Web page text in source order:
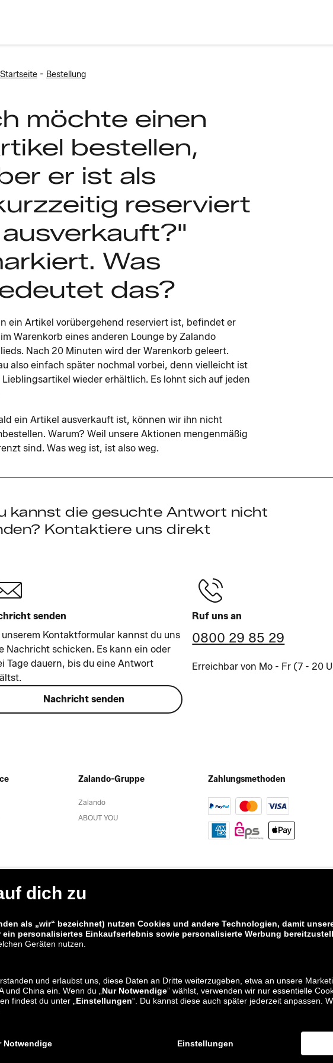
- Bestellung
möchte einen
bestellen,
er ist als
reserviert
Was
das?
ein Artikel vorübergehend reserviert ist, befindet er
Warenkorb eines anderen Lounge by Zalando
Nach 20 Minuten wird der Warenkorb geleert.
also einfach später nochmal vorbei, denn vielleicht ist
wieder erhältlich. Es lohnt sich auf jeden
ein Artikel ausverkauft ist, können wir ihn nicht
Warum? Weil unsere Aktionen mengenmäßig
sind. Was weg ist, ist also weg.
kannst die gesuchte Antwort nicht
Kontaktiere uns direkt
senden
Kontaktformular kannst du uns
Nachricht schicken. Es kann ein oder
Tage dauern, bis du eine Antwort
Nachricht senden
Ruf uns an
0800 29 85 29
Erreichbar von Mo - Fr (7 - 20
Zalando-Gruppe
Zalando
ABOUT YOU
Zahlungsmethoden